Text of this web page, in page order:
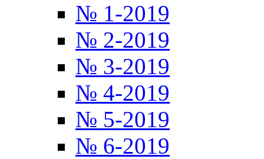
№ 1-2019
№ 2-2019
№ 3-2019
№ 4-2019
№ 5-2019
№ 6-2019